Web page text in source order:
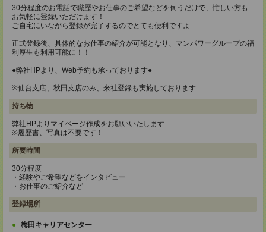
30分程度のお電話で職歴やお仕事のご希望などを伺うだけで、忙しい方も
お気軽に登録いただけます！
ご自宅にいながら登録が完了するのでとても便利ですよ
正式登録後、具体的なお仕事の紹介が可能となり、マンパワーグループの福
利厚生も利用可能に！！
●弊社HPより、Web予約も承っております●
※仙台支店、秋田支店のみ、来社登録も実施しております
持ち物
弊社HPよりマイページ作成をお願いいたします
※履歴書、写真は不要です！
所要時間
30分程度
・経験やご希望などをインタビュー
・お仕事のご紹介など
登録場所
梅田キャリアセンター